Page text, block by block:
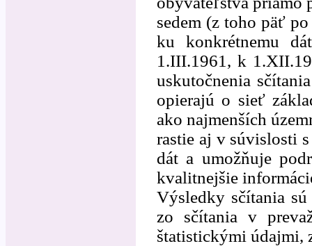
sedem (z toho päť
ku konkrétnemu
1.III.1961, k
uskutočnenia
opierajú o sieť
ako najmenších
rastie aj v súvislosti
dát a umožňuje
kvalitnejšie
Výsledky sčítania
zo sčítania v
štatistickými údajmi,